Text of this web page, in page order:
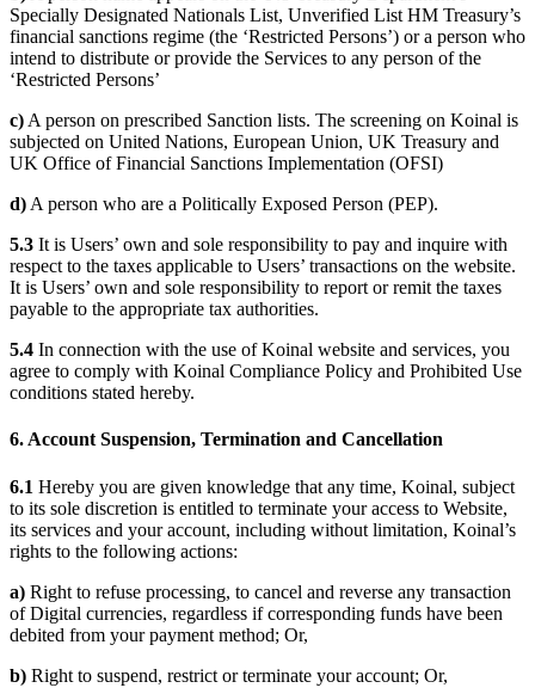
Specially Designated Nationals List, Unverified List HM Treasury’s
financial sanctions regime (the ‘Restricted Persons’) or a person who
intend to distribute or provide the Services to any person of the
‘Restricted Persons’
c) A person on prescribed Sanction lists. The screening on Koinal is
subjected on United Nations, European Union, UK Treasury and
UK Office of Financial Sanctions Implementation (OFSI)
d) A person who are a Politically Exposed Person (PEP).
5.3 It is Users’ own and sole responsibility to pay and inquire with
respect to the taxes applicable to Users’ transactions on the website.
It is Users’ own and sole responsibility to report or remit the taxes
payable to the appropriate tax authorities.
5.4 In connection with the use of Koinal website and services, you
agree to comply with Koinal Compliance Policy and Prohibited Use
conditions stated hereby.
6. Account Suspension, Termination and Cancellation
6.1 Hereby you are given knowledge that any time, Koinal, subject
to its sole discretion is entitled to terminate your access to Website,
its services and your account, including without limitation, Koinal’s
rights to the following actions:
a) Right to refuse processing, to cancel and reverse any transaction
of Digital currencies, regardless if corresponding funds have been
debited from your payment method; Or,
b) Right to suspend, restrict or terminate your account; Or,